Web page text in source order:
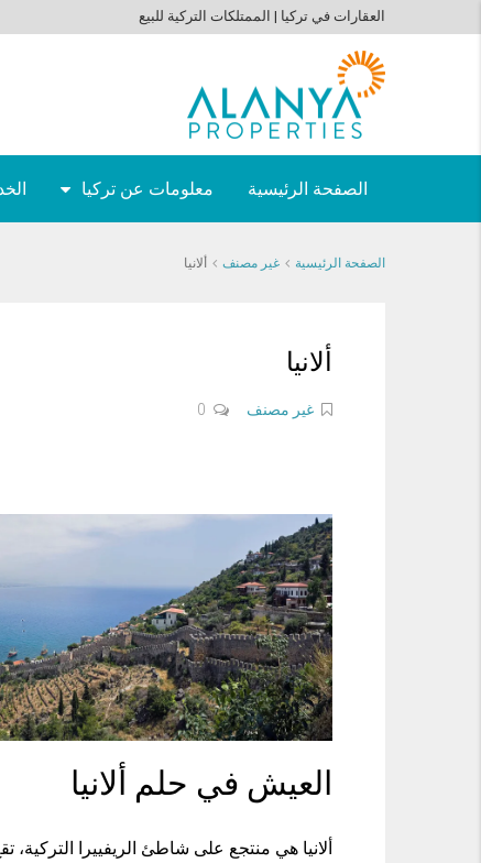
العقارات في تركيا | الممتلكات التركية للبيع
الصفحة الرئيسية معلومات عن تركيا
الصفحة الرئيسية غير مصنف ألانيا
ألانيا
غير مصنف
العيش في حلم ألانيا